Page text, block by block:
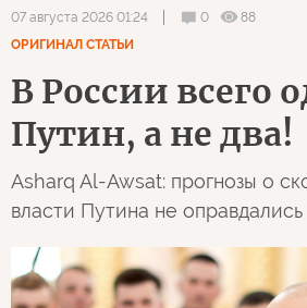
07 августа 2026 01:24 0
88
ОРИГИНАЛ СТАТЬИ
В России всего
Путин, а не два!
Asharq Al-Awsat: прогнозы о
власти Путина не оправдались